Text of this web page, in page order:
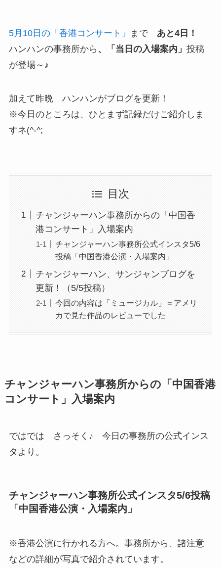
5月10日の「香港コンサート」 まで あと4日！
ハンハンの事務所から 、「当日の入場案内」 投稿
が登場～♪
加えて昨晩 ハンハンがブログを更新！
※今日のところは、ひとまず記録だけご紹介しま
すネ(^-^;
目次
チャンジャーハン事務所からの「中国香
港コンサート」入場案内
チャンジャーハン事務所公式インスタ5/6
投稿「中国香港公演・入場案内」
チャンジャーハン、サンジャンブログを
更新！（5/5投稿）
今回の内容は「ミュージカル」＝アメリ
カで見た作品のレビューでした
チャンジャーハン事務所からの「中国香港
コンサート」入場案内
ではでは さっそく♪ 今日の事務所の公式インス
タより。
チャンジャーハン事務所公式インスタ5/6投稿
「中国香港公演・入場案内」
※香港公演に行かれる方へ。事務所から、諸注意
などの詳細が写真で紹介されています。